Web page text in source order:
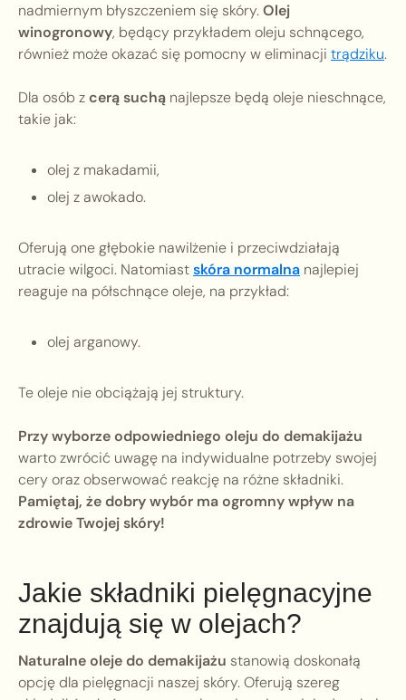
nadmiernym błyszczeniem się skóry.Olej
winogronowy, będący przykładem oleju schnącego,
również może okazać się pomocny w eliminacji trądziku.
Dla osób zcerą suchą najlepsze będą oleje nieschnące,
takie jak:
olej z makadamii,
olej z awokado.
Oferują one głębokie nawilżenie i przeciwdziałają
utracie wilgoci. Natomiastskóra normalna najlepiej
reaguje na półschnące oleje, na przykład:
olej arganowy.
Te oleje nie obciążają jej struktury.
Przy wyborze odpowiedniego oleju do demakijażu
warto zwrócić uwagę na indywidualne potrzeby swojej
cery oraz obserwować reakcję na różne składniki.
Pamiętaj, że dobry wybór ma ogromny wpływ na
zdrowie Twojej skóry!
Jakie składniki pielęgnacyjne
znajdują się w olejach?
Naturalne oleje do demakijażu stanowią doskonałą
opcję dla pielęgnacji naszej skóry. Oferują szereg